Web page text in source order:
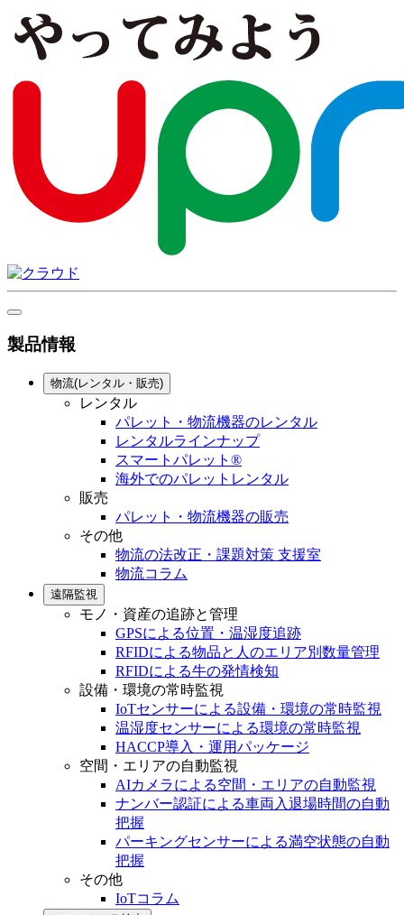
製品情報
物流(レンタル・販売)
レンタル
パレット・物流機器のレンタル
レンタルラインナップ
スマートパレット®
海外でのパレットレンタル
販売
パレット・物流機器の販売
その他
物流の法改正・課題対策 支援室
物流コラム
遠隔監視
モノ・資産の追跡と管理
GPSによる位置・温湿度追跡
RFIDによる物品と人のエリア別数量管理
RFIDによる牛の発情検知
設備・環境の常時監視
IoTセンサーによる設備・環境の常時監視
温湿度センサーによる環境の常時監視
HACCP導入・運用パッケージ
空間・エリアの自動監視
AIカメラによる空間・エリアの自動監視
ナンバー認証による車両入退場時間の自動
把握
パーキングセンサーによる満空状態の自動
把握
その他
IoTコラム